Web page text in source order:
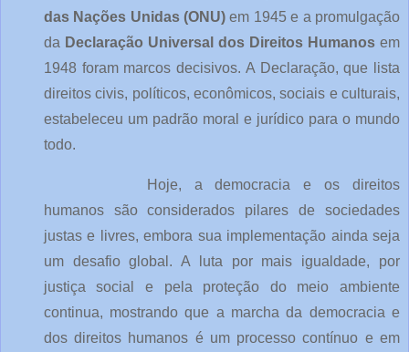
das Nações Unidas (ONU) em 1945 e a promulgação
da Declaração Universal dos Direitos Humanosem
1948 foram marcos decisivos. A Declaração, que lista
direitos civis, políticos, econômicos, sociais e culturais,
estabeleceu um padrão moral e jurídico para o mundo
todo.
Hoje, a democracia e os direitos
humanos são considerados pilares de sociedades
justas e livres, embora sua implementação ainda seja
um desafio global. A luta por mais igualdade, por
justiça social e pela proteção do meio ambiente
continua, mostrando que a marcha da democracia e
dos direitos humanos é um processo contínuo e em